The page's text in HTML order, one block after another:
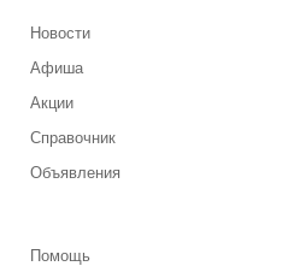
Новости
Афиша
Акции
Справочник
Объявления
Помощь